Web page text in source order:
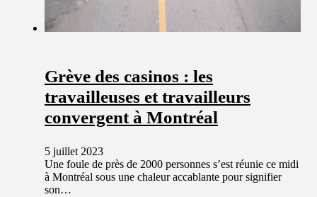
Grève des casinos : les
travailleuses et travailleurs
convergent à Montréal
5 juillet 2023
Une foule de près de 2000 personnes s’est réunie ce midi
à Montréal sous une chaleur accablante pour signifier
son…